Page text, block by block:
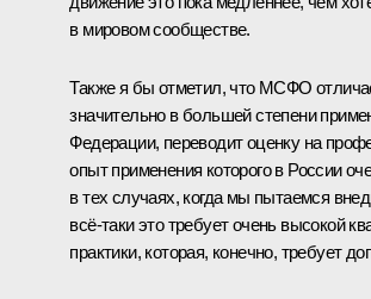
в мировом сообществе.
Также я бы отметил, что МСФО
значительно в большей степени
Федерации, переводит оценку на
опыт применения которого в России
в тех случаях, когда мы пытаемся
всё‑таки это требует очень высокой
практики, которая, конечно, требует